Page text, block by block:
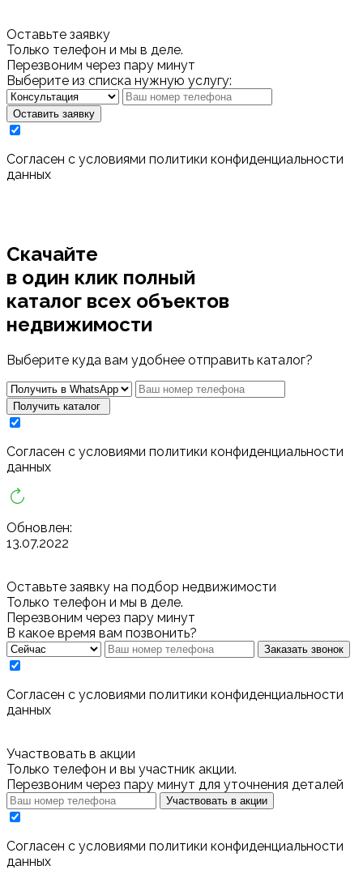
Оставьте заявку
Только телефон и мы в деле.
Перезвоним через пару минут
Выберите из списка нужную услугу:
Оставить заявку
Cогласен с условиями политики конфиденциальности
данных
Скачайте
в один клик полный
каталог всех объектов
недвижимости
Выберите куда вам удобнее отправить каталог?
Получить каталог
Cогласен с условиями политики конфиденциальности
данных
Обновлен:
13.07.2022
Оставьте заявку на подбор недвижимости
Только телефон и мы в деле.
Перезвоним через пару минут
В какое время вам позвонить?
Заказать звонок
Cогласен с условиями политики конфиденциальности
данных
Участвовать в акции
Только телефон и вы участник акции.
Перезвоним через пару минут для уточнения деталей
Участвовать в акции
Cогласен с условиями политики конфиденциальности
данных